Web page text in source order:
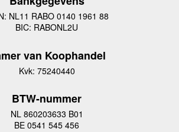
NL11 RABO 0140 1961 88
BIC: RABONL2U
van Koophandel
Kvk: 75240440
BTW-nummer
NL 860203633 B01
BE 0541 545 456